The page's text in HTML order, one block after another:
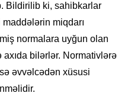
Bildirilib ki, sahibkarlar
miqdarı
normalara uyğun olan
axıda bilərlər. Normativlərə
əvvəlcədən xüsusi